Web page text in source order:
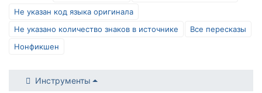
Не указан код языка оригинала
Не указано количество знаков в источнике
Все пересказы
Нонфикшен
Инструменты